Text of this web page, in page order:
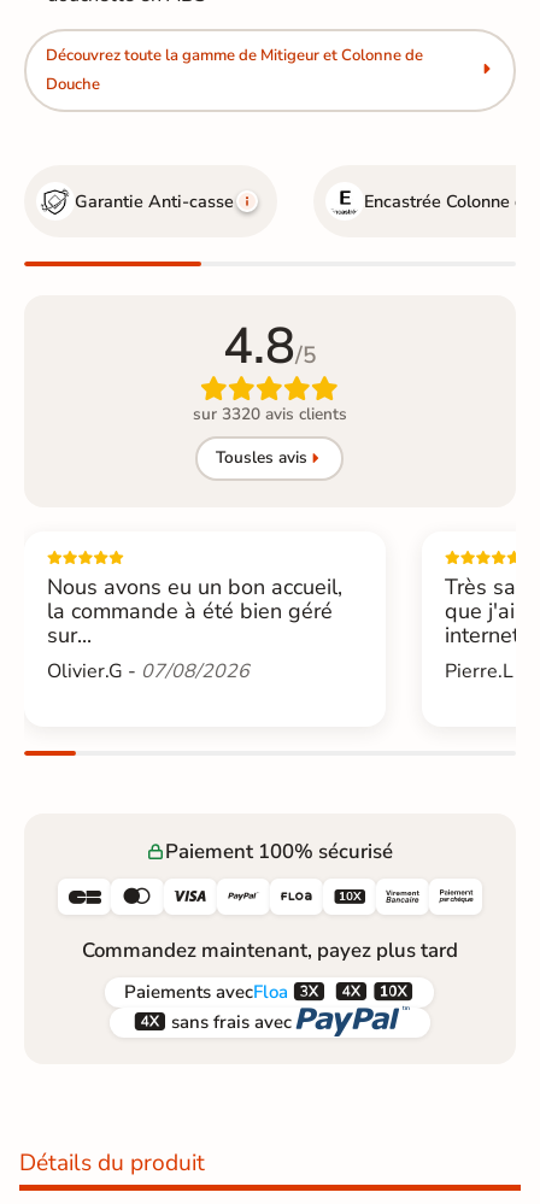
Découvrez toute la gamme de Mitigeur et Colonne de
Douche
Garantie Anti-casse Encastrée Colonne
4.8/5

sur 3320 avis clients
Tousles avis
Nous avons eu un bon accueil,
la commande à été bien géré
sur...
Olivier.G - 07/08/2026
Très
que j'ai
internet....
Pierre.L -
Paiement 100% sécurisé
     
Commandez maintenant, payez plus tard
Paiements avecFloa  
 sans frais avec 
Détails du produit